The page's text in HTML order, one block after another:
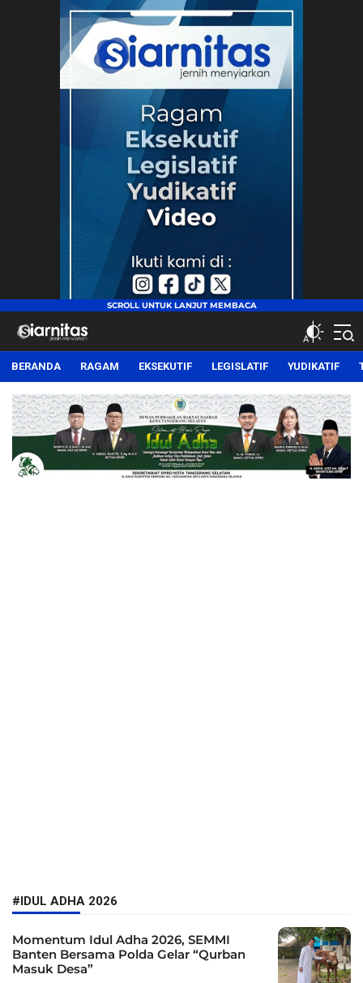
siarnitas
Jernih Menyiarkan
BERANDA RAGAM EKSEKUTIF LEGISLATIF YUDIKATIF
#IDUL ADHA 2026
Momentum Idul Adha 2026, SEMMI
Banten Bersama Polda Gelar “Qurban
Masuk Desa”